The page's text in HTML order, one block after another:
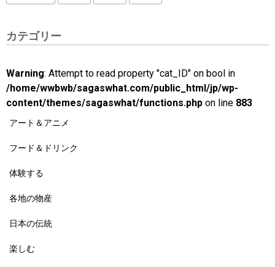
カテゴリー
Warning: Attempt to read property "cat_ID" on bool in
/home/wwbwb/sagaswhat.com/public_html/jp/wp-
content/themes/sagaswhat/functions.php on line 883
アート＆アニメ
フード＆ドリンク
体験する
各地の物産
日本の伝統
楽しむ